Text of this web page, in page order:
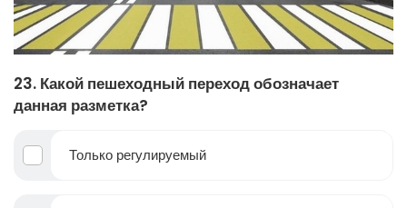
23. Какой пешеходный переход обозначает
данная разметка?
Только регулируемый